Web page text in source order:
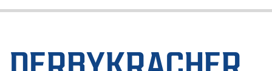
DERBYKRACHER